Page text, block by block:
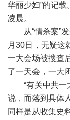
华丽少妇”的记
凌晨。
从“情杀案”发
月30日，无疑这
一大会场被搜查
了一天会，一大
“有关中共一
说，而落到具体
同样是从收集史